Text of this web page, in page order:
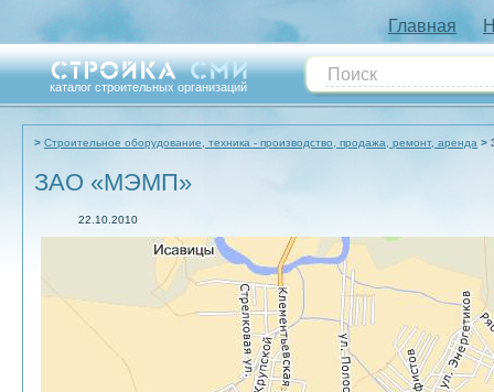
Главная
каталог строительных организаций
Строительное оборудование, техника - производство, продажа, ремонт, аренда
ЗАО «МЭМП»
22.10.2010